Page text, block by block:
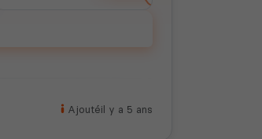
Ajoutéil y a 5 ans